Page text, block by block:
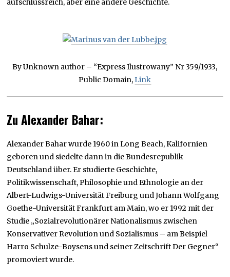
aufschlussreich, aber eine andere Geschichte.
By Unknown author – “Express Ilustrowany” Nr 359/1933,
Public Domain, Link
Zu Alexander Bahar:
Alexander Bahar wurde 1960 in Long Beach, Kalifornien
geboren und siedelte dann in die Bundesrepublik
Deutschland über. Er studierte Geschichte,
Politikwissenschaft, Philosophie und Ethnologie an der
Albert-Ludwigs-Universität Freiburg und Johann Wolfgang
Goethe-Universität Frankfurt am Main, wo er 1992 mit der
Studie „Sozialrevolutionärer Nationalismus zwischen
Konservativer Revolution und Sozialismus – am Beispiel
Harro Schulze-Boysens und seiner Zeitschrift Der Gegner“
promoviert wurde.